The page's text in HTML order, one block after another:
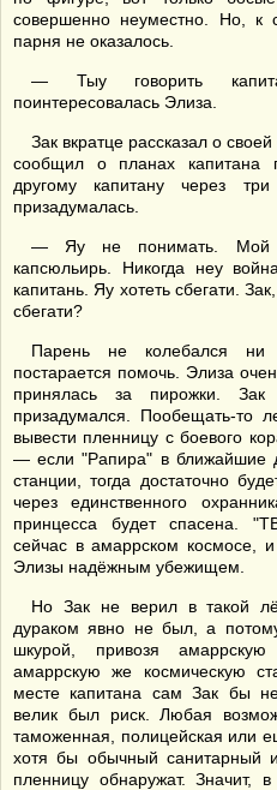
совершенно неуместно. Но, к
парня не оказалось.
— Тыу говорить
поинтересовалась Элиза.
Зак вкратце рассказал о
сообщил о планах капитана
другому капитану через
призадумалась.
— Яу не понимать. Мой
капсюльирь. Никогда неу
капитань. Яу хотеть сбегати.
сбегати?
Парень не колебался
постарается помочь. Элиза
принялась за пирожки.
призадумался. Пообещать-то
вывести пленницу с боевого
— если "Рапира" в ближайшие
станции, тогда достаточно
через единственного
принцесса будет спасена.
сейчас в амаррском космосе,
Элизы надёжным убежищем.
Но Зак не верил в такой
дураком явно не был, а
шкурой, привозя
амаррскую же космическую
месте капитана сам Зак бы
велик был риск. Любая
таможенная, полицейская или
хотя бы обычный санитарный
пленницу обнаружат. Значит,